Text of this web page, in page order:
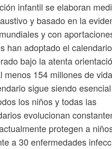
infantil se elaboran
y basado en la
y con
han adoptado el
bajo la atenta
menos 154 millones de
sigue siendo
los niños y todas las
evolucionan
protegen a
a 30 enfermedades